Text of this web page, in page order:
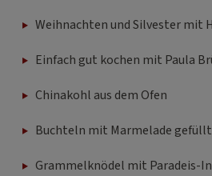
Weihnachten und Silvester mit
Einfach gut kochen mit Paula
Chinakohl aus dem Ofen
Buchteln mit Marmelade gefüllt
Grammelknödel mit Paradeis-